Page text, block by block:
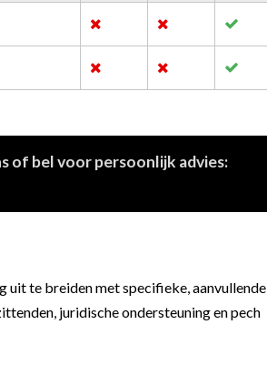
of bel voor persoonlijk advies:
uit te breiden met specifieke, aanvullende
juridische ondersteuning en pech